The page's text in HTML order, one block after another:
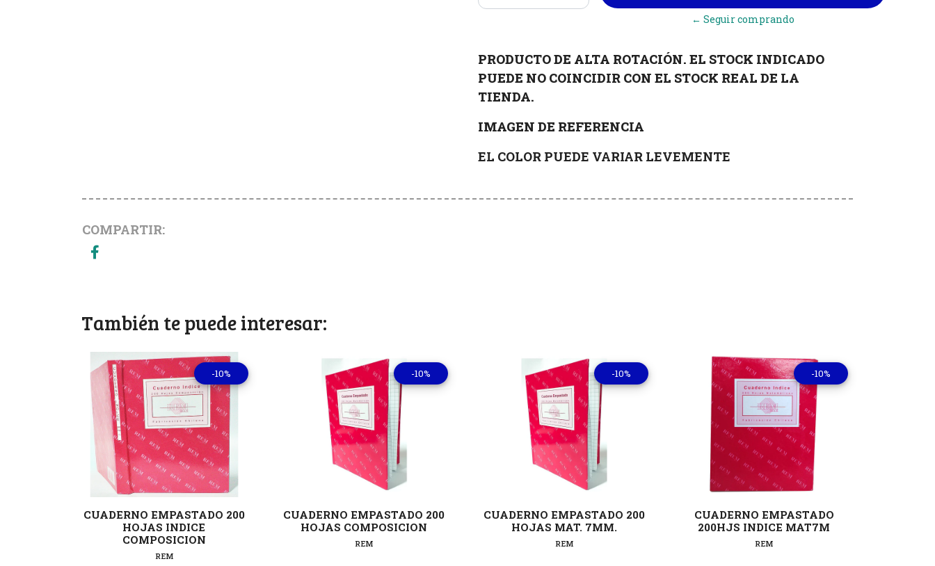
← Seguir comprando
PRODUCTO DE ALTA ROTACIÓN. EL STOCK INDICADO
PUEDE NO COINCIDIR CON EL STOCK REAL DE LA
TIENDA.
IMAGEN DE REFERENCIA
EL COLOR PUEDE VARIAR LEVEMENTE
COMPARTIR:
También te puede interesar:
-10%
CUADERNO EMPASTADO 200
HOJAS INDICE
COMPOSICION
REM
Ver detalles
-10%
CUADERNO EMPASTADO 200
HOJAS COMPOSICION
REM
Ver detalles
-10%
CUADERNO EMPASTADO 200
HOJAS MAT. 7MM.
REM
Ver detalles
-10%
CUADERNO EMPASTADO
200HJS INDICE MAT7M
REM
Ver detalles